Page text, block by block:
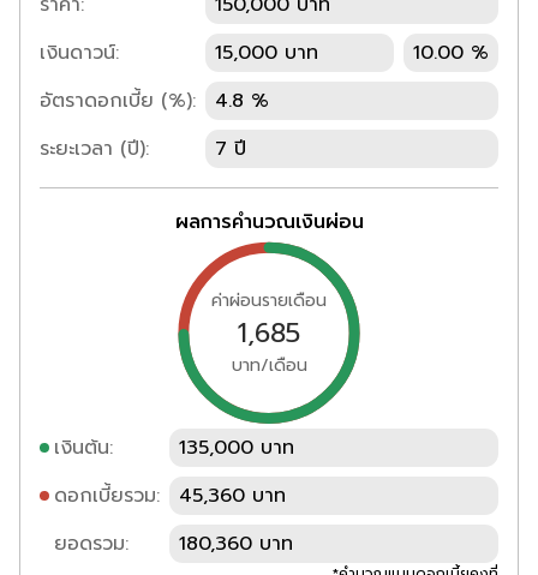
เงินดาวน์:
15,000 บาท
10.00 %
อัตราดอกเบี้ย (%):
4.8 %
ระยะเวลา (ปี):
7 ปี
ผลการคำนวณเงินผ่อน
ค่าผ่อนรายเดือน
1,685
บาท/เดือน
เงินต้น:
135,000 บาท
ดอกเบี้ยรวม:
45,360 บาท
ยอดรวม:
180,360 บาท